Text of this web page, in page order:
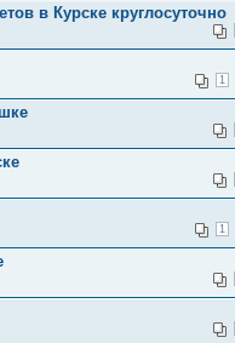
в Курске круглосуточно
1
1